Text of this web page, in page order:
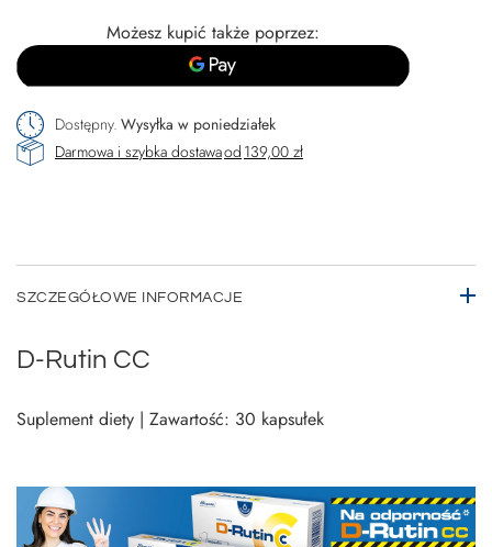
Możesz kupić także poprzez:
Dostępny Wysyłka w poniedziałek
Darmowa i szybka dostawaod 139,00 zł
SZCZEGÓŁOWE INFORMACJE
D-Rutin CC
Suplement diety | Zawartość: 30 kapsułek